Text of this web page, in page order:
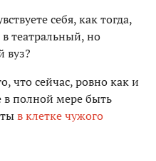
себя, как тогда,
в театральный, но
вуз?
что сейчас, ровно как и
в полной мере быть
в клетке чужого